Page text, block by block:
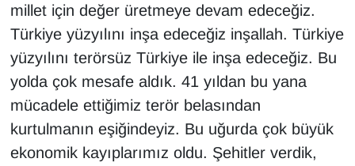
millet için değer üretmeye devam edeceğiz.
Türkiye yüzyılını inşa edeceğiz inşallah. Türkiye
yüzyılını terörsüz Türkiye ile inşa edeceğiz. Bu
yolda çok mesafe aldık. 41 yıldan bu yana
mücadele ettiğimiz terör belasından
kurtulmanın eşiğindeyiz. Bu uğurda çok büyük
ekonomik kayıplarımız oldu. Şehitler verdik,